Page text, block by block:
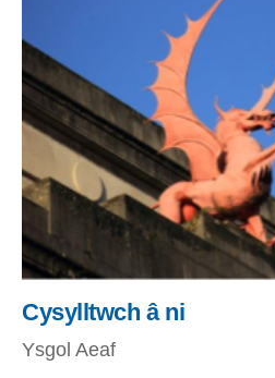
Cysylltwch â ni
Ysgol Aeaf